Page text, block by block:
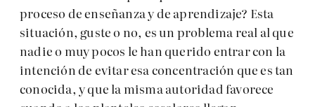
proceso de enseñanza y de aprendizaje? Esta
situación, guste o no, es un problema real al que
nadie o muy pocos le han querido entrar con la
intención de evitar esa concentración que es tan
conocida, y que la misma autoridad favorece